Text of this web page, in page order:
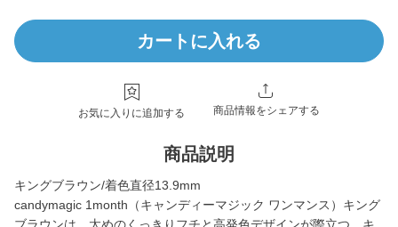
カートに入れる
お気に入りに追加する 商品情報をシェアする
商品説明
キングブラウン/着色直径13.9mm
candymagic 1month（キャンディーマジック ワンマンス）キング